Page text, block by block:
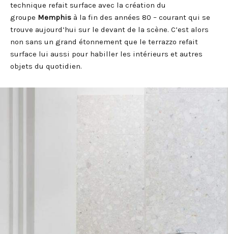
technique refait surface avec la création du
groupe Memphis à la fin des années 80 – courant qui se
trouve aujourd’hui sur le devant de la scène. C’est alors
non sans un grand étonnement que le terrazzo refait
surface lui aussi pour habiller les intérieurs et autres
objets du quotidien.